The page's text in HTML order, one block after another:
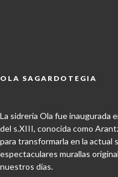
OLA SAGARDOTEGIA
La sidrería Ola fue inaugurada
del s.XIII, conocida como
para transformarla en la actual
espectaculares murallas
nuestros días.